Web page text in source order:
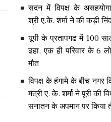
सदन में विपक्ष के
श्री ए.के. शर्मा ने की कड़ी
यूपी के प्रतापगढ में 100
ढहा, एक ही परिवार के 6
मौत
विपक्ष के हंगामे के बीच नगर
मंत्री ए. के. शर्मा ने पूरी की
सनातन के अपमान पर किया